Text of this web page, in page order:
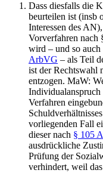
Dass diesfalls die
beurteilen ist (insb
Interessen des
Vorverfahren nach
wird – und so auch
ArbVG – als Teil
ist der
entzogen. MaW:
Verfahren
vorliegenden Fall
dieser nach § 105
ausdrückliche
Prüfung der
verhindert, weil